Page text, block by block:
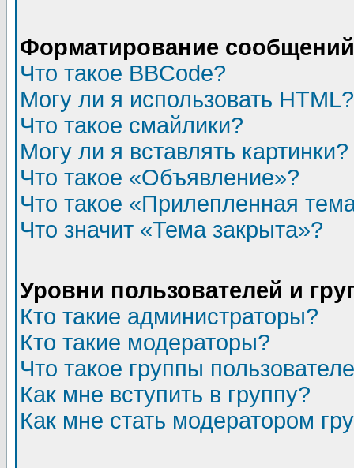
Форматирование
Что такое BBCode?
Могу ли я использовать HTML?
Что такое смайлики?
Могу ли я вставлять картинки?
Что такое «Объявление»?
Что такое «Прилепленная
Что значит «Тема закрыта»?
Уровни пользователей и
Кто такие администраторы?
Кто такие модераторы?
Что такое группы
Как мне вступить в группу?
Как мне стать модератором